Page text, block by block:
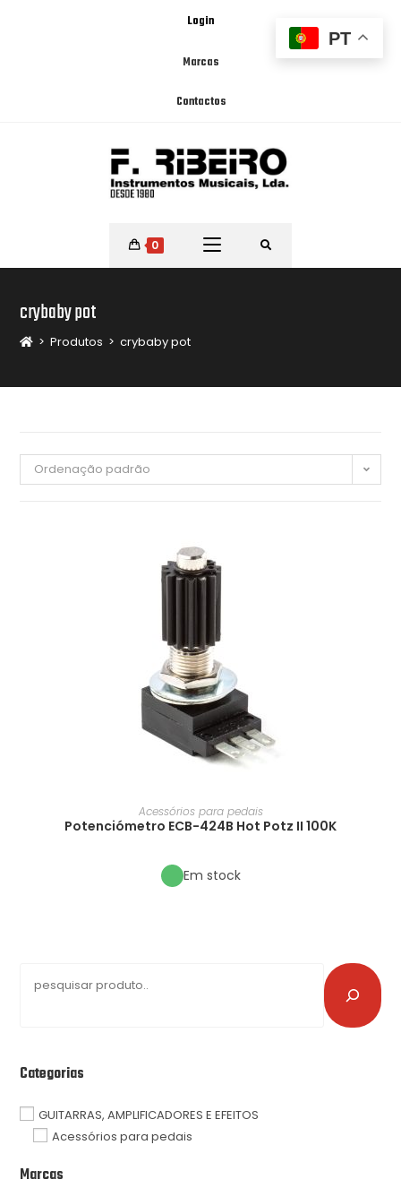
Login
Marcas
Contactos
0
crybaby pot
> Produtos > crybaby pot
Ordenação padrão
Acessórios para pedais
Potenciómetro ECB-424B Hot Potz II 100K
Em stock
Categorias
GUITARRAS, AMPLIFICADORES E EFEITOS
Acessórios para pedais
Marcas
PT